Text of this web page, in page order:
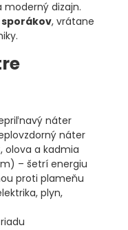
dizajn.
, vrátane
náter
náter
olova a kadmia
– šetrí energiu
proti plameňu
plyn,